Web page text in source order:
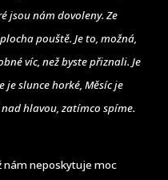
jsou nám dovoleny. Ze
pouště. Je to, možná,
víc, než byste přiznali. Je
slunce horké, Měsíc je
hlavou, zatímco spíme.
nám neposkytuje moc